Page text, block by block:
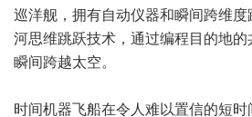
巡洋舰，拥有自动仪器和瞬间跨维
河思维跳跃技术，通过编程目的地
瞬间跨越太空。
时间机器飞船在令人难以置信的短